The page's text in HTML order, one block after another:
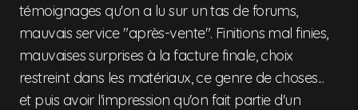
témoignages qu'on a lu sur un tas de forums,
mauvais service "après-vente". Finitions mal finies,
mauvaises surprises à la facture finale, choix
restreint dans les matériaux, ce genre de choses...
et puis avoir l'impression qu'on fait partie d'un